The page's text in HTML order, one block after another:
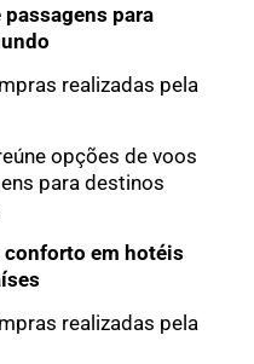
para
realizadas pela
opções de voos
para destinos
conforto em hotéis
realizadas pela